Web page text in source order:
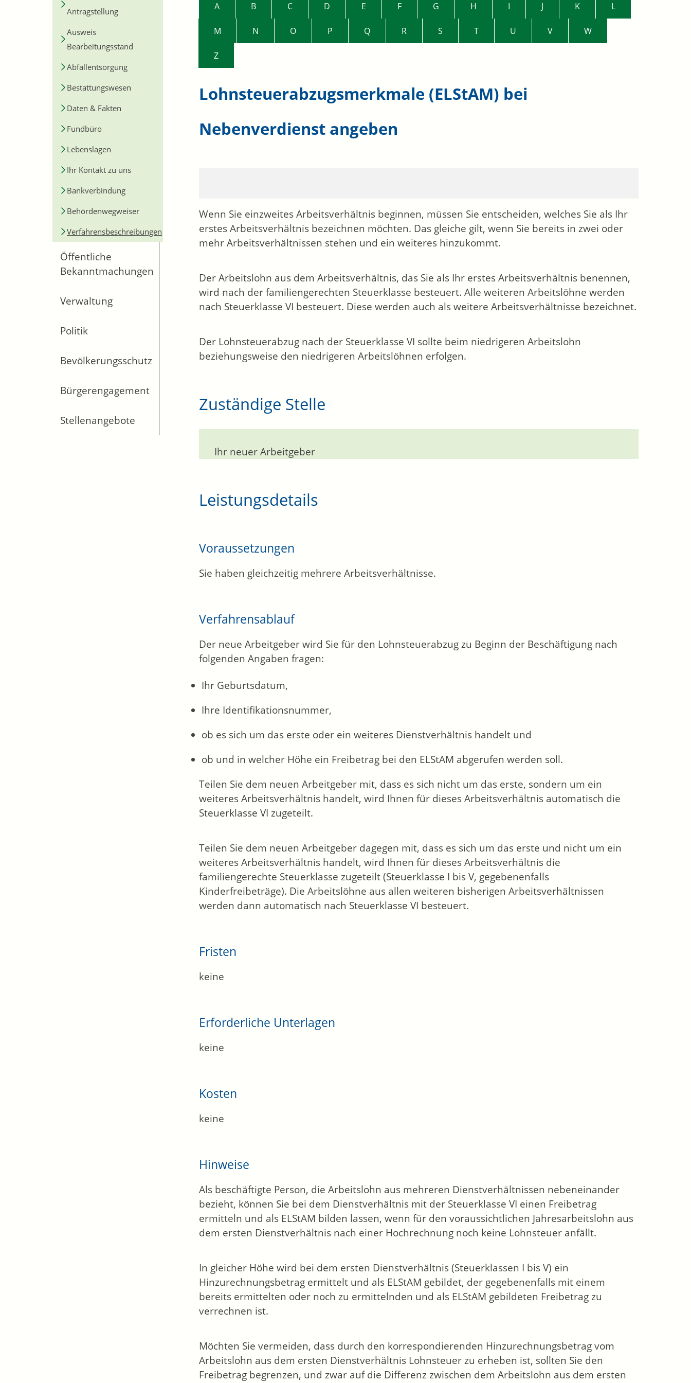
Antragstellung
Ausweis
Bearbeitungsstand
Abfallentsorgung
Bestattungswesen
Daten & Fakten
Fundbüro
Lebenslagen
Ihr Kontakt zu uns
Bankverbindung
Behördenwegweiser
Verfahrensbeschreibungen
Öffentliche
Bekanntmachungen
Verwaltung
Politik
Bevölkerungsschutz
Bürgerengagement
Stellenangebote
A B C D E F G H I J K L
M N O P Q R S T U V W
Z
Lohnsteuerabzugsmerkmale (ELStAM) bei
Nebenverdienst angeben
Wenn Sie einzweites Arbeitsverhältnis beginnen, müssen Sie entscheiden, welches Sie als Ihr
erstes Arbeitsverhältnis bezeichnen möchten. Das gleiche gilt, wenn Sie bereits in zwei oder
mehr Arbeitsverhältnissen stehen und ein weiteres hinzukommt.
Der Arbeitslohn aus dem Arbeitsverhältnis, das Sie als Ihr erstes Arbeitsverhältnis benennen,
wird nach der familiengerechten Steuerklasse besteuert. Alle weiteren Arbeitslöhne werden
nach Steuerklasse VI besteuert. Diese werden auch als weitere Arbeitsverhältnisse bezeichnet.
Der Lohnsteuerabzug nach der Steuerklasse VI sollte beim niedrigeren Arbeitslohn
beziehungsweise den niedrigeren Arbeitslöhnen erfolgen.
Zuständige Stelle
Ihr neuer Arbeitgeber
Leistungsdetails
Voraussetzungen
Sie haben gleichzeitig mehrere Arbeitsverhältnisse.
Verfahrensablauf
Der neue Arbeitgeber wird Sie für den Lohnsteuerabzug zu Beginn der Beschäftigung nach
folgenden Angaben fragen:
Ihr Geburtsdatum,
Ihre Identifikationsnummer,
ob es sich um das erste oder ein weiteres Dienstverhältnis handelt und
ob und in welcher Höhe ein Freibetrag bei den ELStAM abgerufen werden soll.
Teilen Sie dem neuen Arbeitgeber mit, dass es sich nicht um das erste, sondern um ein
weiteres Arbeitsverhältnis handelt, wird Ihnen für dieses Arbeitsverhältnis automatisch die
Steuerklasse VI zugeteilt.
Teilen Sie dem neuen Arbeitgeber dagegen mit, dass es sich um das erste und nicht um ein
weiteres Arbeitsverhältnis handelt, wird Ihnen für dieses Arbeitsverhältnis die
familiengerechte Steuerklasse zugeteilt (Steuerklasse I bis V, gegebenenfalls
Kinderfreibeträge). Die Arbeitslöhne aus allen weiteren bisherigen Arbeitsverhältnissen
werden dann automatisch nach Steuerklasse VI besteuert.
Fristen
keine
Erforderliche Unterlagen
keine
Kosten
keine
Hinweise
Als beschäftigte Person, die Arbeitslohn aus mehreren Dienstverhältnissen nebeneinander
bezieht, können Sie bei dem Dienstverhältnis mit der Steuerklasse VI einen Freibetrag
ermitteln und als ELStAM bilden lassen, wenn für den voraussichtlichen Jahresarbeitslohn aus
dem ersten Dienstverhältnis nach einer Hochrechnung noch keine Lohnsteuer anfällt.
In gleicher Höhe wird bei dem ersten Dienstverhältnis (Steuerklassen I bis V) ein
Hinzurechnungsbetrag ermittelt und als ELStAM gebildet, der gegebenenfalls mit einem
bereits ermittelten oder noch zu ermittelnden und als ELStAM gebildeten Freibetrag zu
verrechnen ist.
Möchten Sie vermeiden, dass durch den korrespondierenden Hinzurechnungsbetrag vom
Arbeitslohn aus dem ersten Dienstverhältnis Lohnsteuer zu erheben ist, sollten Sie den
Freibetrag begrenzen, und zwar auf die Differenz zwischen dem Arbeitslohn aus dem ersten